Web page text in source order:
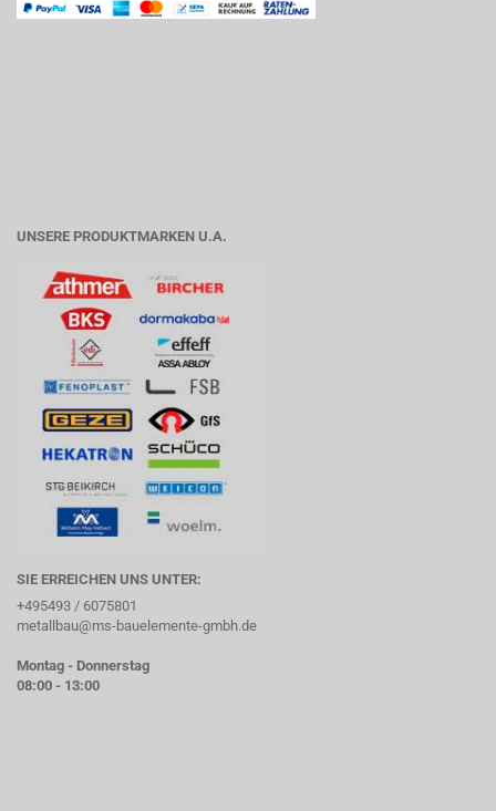
UNSERE PRODUKTMARKEN U.A.
SIE ERREICHEN UNS UNTER:
+495493 / 6075801
metallbau@ms-bauelemente-gmbh.de
Montag - Donnerstag
08:00 - 13:00